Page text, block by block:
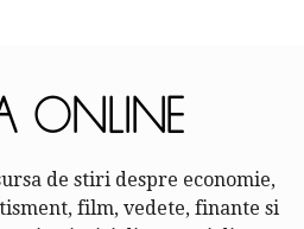
de stiri despre economie,
film, vedete, finante si